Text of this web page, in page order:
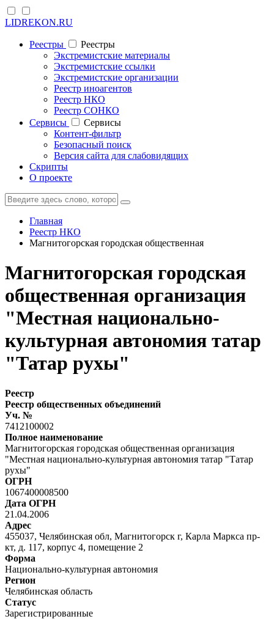
LIDREKON.RU
Реестры
Реестры
Экстремистские материалы
Экстремистские ссылки
Экстремистские организации
Реестр иноагентов
Реестр НКО
Реестр СОНКО
Cервисы
Cервисы
Контент-фильтр
Безопасный поиск
Версия сайта для слабовидящих
Скрипты
О проекте
Главная
Реестр НКО
Магнитогорская городская общественная
Магнитогорская городская
общественная организация
"Местная национально-
культурная автономия татар
"Татар рухы"
Реестр
Реестр общественных объединений
Уч. №
7412100002
Полное наименование
Магнитогорская городская общественная организация
"Местная национально-культурная автономия татар "Татар
рухы"
ОГРН
1067400008500
Дата ОГРН
21.04.2006
Адрес
455037, Челябинская обл, Магнитогорск г, Карла Маркса пр-
кт, д. 117, корпус 4, помещение 2
Форма
Национально-культурная автономия
Регион
Челябинская область
Статус
Зарегистрированные